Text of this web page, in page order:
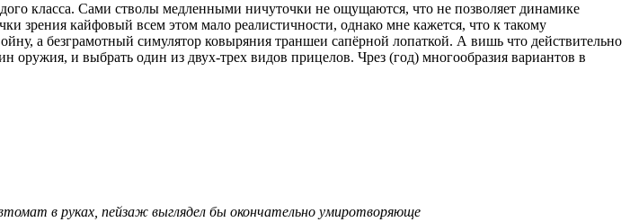
класса. Сами стволы медленными ничуточки не ощущаются, что не позволяет динамике
зрения кайфовый всем этом мало реалистичности, однако мне кажется, что к такому
а безграмотный симулятор ковыряния траншеи сапёрной лопаткой. А вишь что действительно
оружия, и выбрать один из двух-трех видов прицелов. Чрез (год) многообразия вариантов в
в руках, пейзаж выглядел бы окончательно умиротворяюще